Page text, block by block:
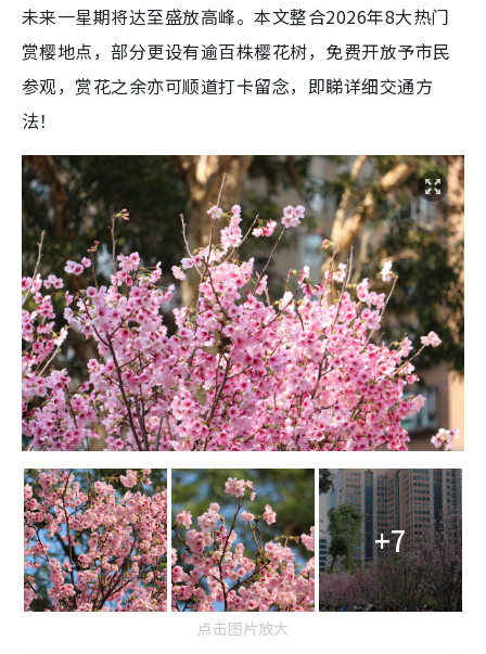
未来一星期将达至盛放高峰。本文整合2026年8大热门
赏樱地点，部分更设有逾百株樱花树，免费开放予市民
参观，赏花之余亦可顺道打卡留念，即睇详细交通方
法！
+7
点击图片放大